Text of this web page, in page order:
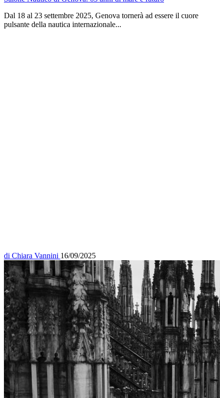
Dal 18 al 23 settembre 2025, Genova tornerà ad essere il cuore
pulsante della nautica internazionale...
di Chiara Vannini 16/09/2025